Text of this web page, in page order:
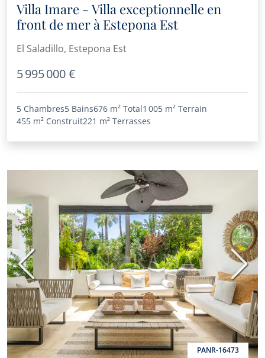
Villa Imare - Villa exceptionnelle en
front de mer à Estepona Est
El Saladillo, Estepona Est
5 995 000 €
5 Chambres5 Bains676 m² Total1 005 m² Terrain
455 m² Construit221 m² Terrasses
PANR-16473
Précédent